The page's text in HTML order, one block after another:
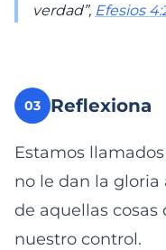
verdad”, Efesios
03 Reflexiona
Estamos
no le dan la gloria
de aquellas cosas
nuestro control.